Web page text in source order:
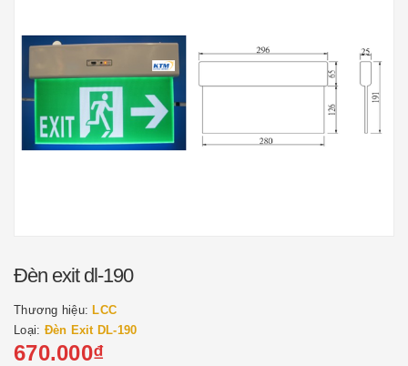
Đèn exit ​dl-190
Thương hiệu: LCC
Loại: Đèn Exit ​DL-190
670.000₫